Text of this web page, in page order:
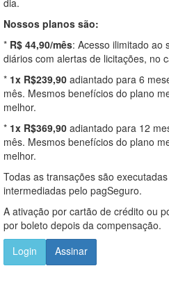
Nossos planos são:
* R$ 44,90/mês: Acesso ilimitado ao
diários com alertas de licitações, no
* 1x R$239,90 adiantado para 6
mês. Mesmos benefícios do plano
melhor.
* 1x R$369,90 adiantado para 12
mês. Mesmos benefícios do plano
melhor.
Todas as transações são
intermediadas pelo pagSeguro.
A ativação por cartão de crédito ou
por boleto depois da compensação.
Login
Assinar